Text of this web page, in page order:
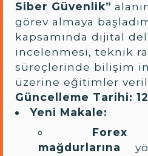
Siber Güvenlik”
görev almaya
kapsamında dijital
incelenmesi, teknik
süreçlerinde bilişim
üzerine eğitimler
Güncelleme Tarihi:
Yeni Makale:
Forex
mağdurlarına